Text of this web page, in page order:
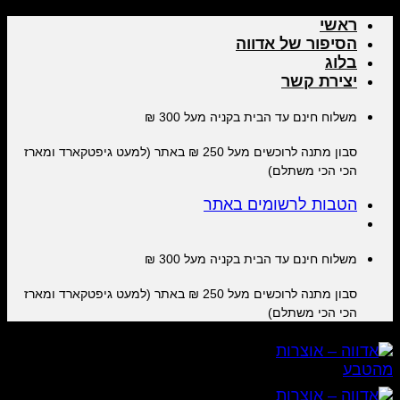
Skip
content
ראשי
הסיפור של אדווה
בלוג
יצירת קשר
משלוח חינם עד הבית בקניה מעל 300 ₪
סבון מתנה לרוכשים מעל 250 ₪ באתר (למעט גיפטקארד ומארז
הכי הכי משתלם)
הטבות לרשומים באתר
משלוח חינם עד הבית בקניה מעל 300 ₪
סבון מתנה לרוכשים מעל 250 ₪ באתר (למעט גיפטקארד ומארז
הכי הכי משתלם)